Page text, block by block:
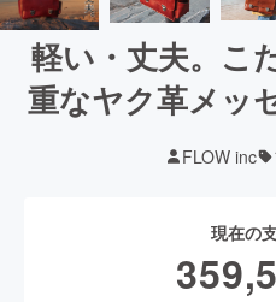
軽い・丈夫。こ
重なヤク革メッ
FLOW inc
現在の